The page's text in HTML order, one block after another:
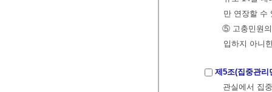
만 연장할 수
⑤ 고충민원의
입하지 아니
제5조(집중관리
관실에서 집